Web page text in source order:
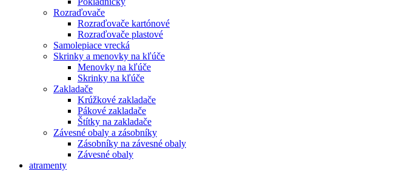
Rozraďovače
Rozraďovače kartónové
Rozraďovače plastové
Samolepiace vrecká
Skrinky a menovky na kľúče
Menovky na kľúče
Skrinky na kľúče
Zakladače
Krúžkové zakladače
Pákové zakladače
Štítky na zakladače
Závesné obaly a zásobníky
Zásobníky na závesné obaly
Závesné obaly
atramenty